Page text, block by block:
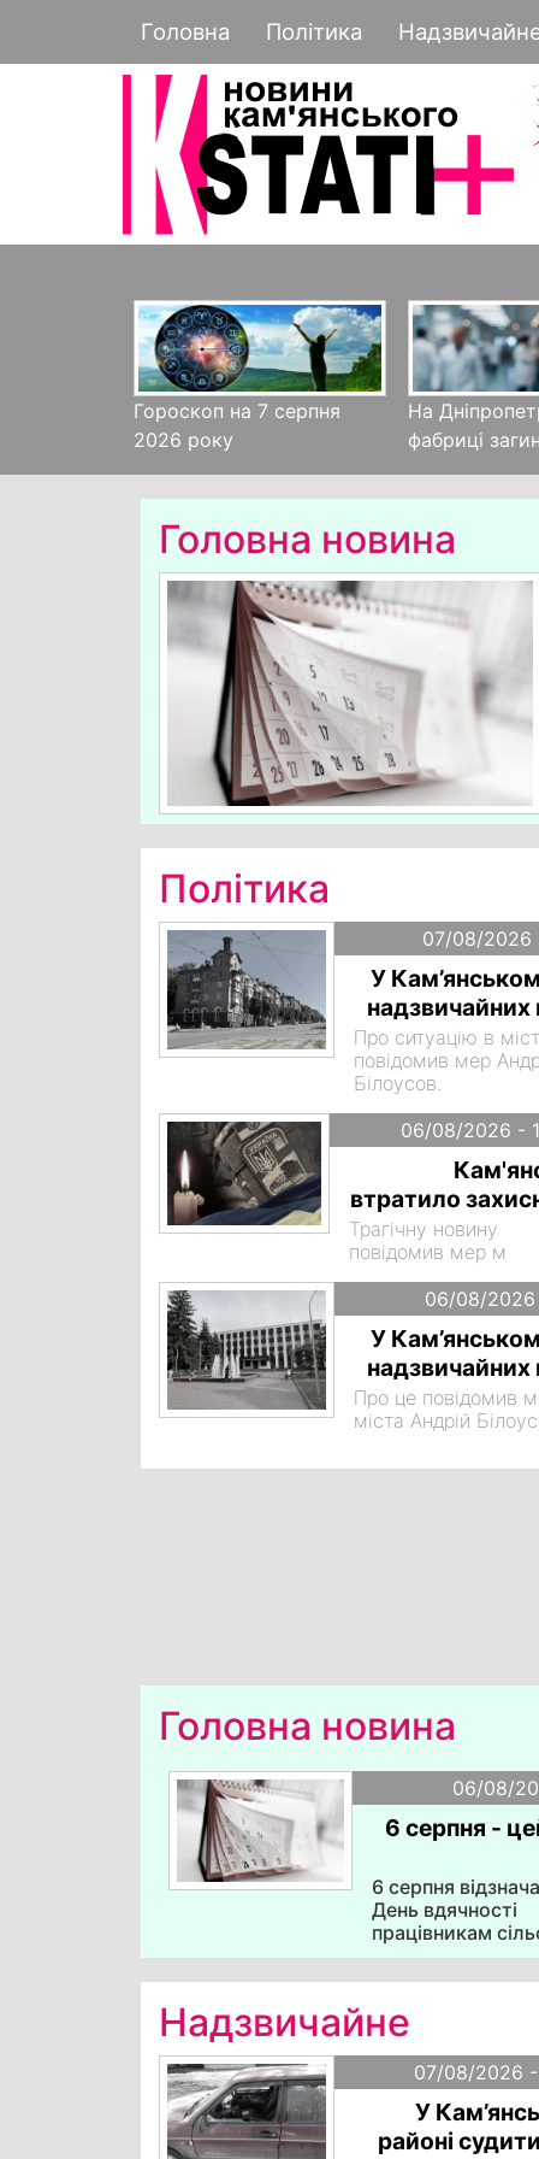
Основная навигация
Головна Політика
Гороскоп на 7 серпня
2026 року
На
фабриці
Головна новина
Політика
07/08/2026
У
надзвичайних
Про ситуацію в
повідомив мер
Білоусов.
06/08/2026 -
втратило
Трагічну новину
повідомив мер м
06/08/2026
У
надзвичайних
Про це повідомив
міста Андрій
Головна новина
06/08/
6 серпня -
6 серпня
День вдячності
працівникам
господарства,
день боротьби за
(День Хіросіми),
світу за мир". 6
2024 року
Курська
вперше
Надзвичайне
07/08/2026 -
У
районі